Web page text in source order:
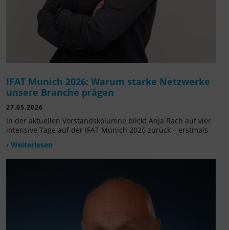
IFAT Munich 2026: Warum starke Netzwerke
unsere Branche prägen
27.05.2026
In der aktuellen Vorstandskolumne blickt Anja Rach auf vier
intensive Tage auf der IFAT Munich 2026 zurück – erstmals
› Weiterlesen